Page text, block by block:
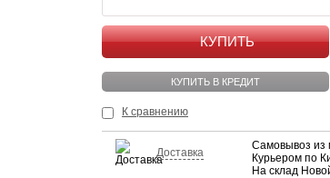
КУПИТЬ
КУПИТЬ В КРЕДИТ
К сравнению
Доставка
Самовывоз из
Курьером по
На склад